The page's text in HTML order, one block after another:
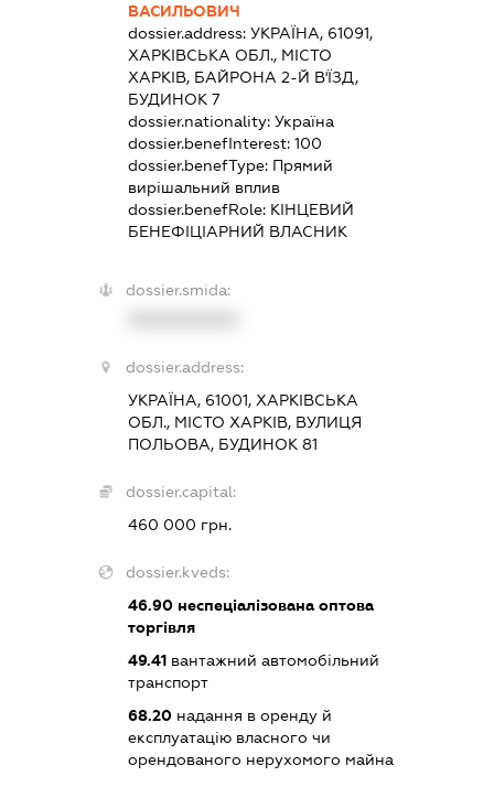
ВАСИЛЬОВИЧ
dossier.address:УКРАЇНА, 61091,
ХАРКІВСЬКА ОБЛ., МІСТО
ХАРКІВ, БАЙРОНА 2-Й В'ЇЗД,
БУДИНОК 7
dossier.nationality:Україна
dossier.benefInterest:100
dossier.benefType: Прямий
вирішальний вплив
dossier.benefRole: КІНЦЕВИЙ
БЕНЕФІЦІАРНИЙ ВЛАСНИК
dossier.smida:
dossier.address:
УКРАЇНА, 61001, ХАРКІВСЬКА
ОБЛ., МІСТО ХАРКІВ, ВУЛИЦЯ
ПОЛЬОВА, БУДИНОК 81
dossier.capital:
460 000 грн.
dossier.kveds:
46.90 неспеціалізована оптова
торгівля
49.41 вантажний автомобільний
транспорт
68.20 надання в оренду й
експлуатацію власного чи
орендованого нерухомого майна